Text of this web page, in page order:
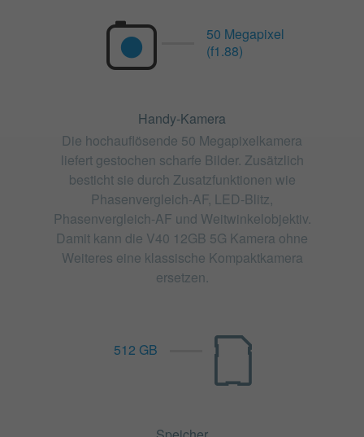
50 Megapixel
(f1.88)
Handy-Kamera
Die hochauflösende 50 Megapixelkamera
liefert gestochen scharfe Bilder. Zusätzlich
besticht sie durch Zusatzfunktionen wie
Phasenvergleich-AF, LED-Blitz,
Phasenvergleich-AF und Weitwinkelobjektiv.
Damit kann die V40 12GB 5G Kamera ohne
Weiteres eine klassische Kompaktkamera
ersetzen.
512 GB